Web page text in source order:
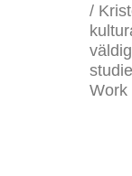
/
Work